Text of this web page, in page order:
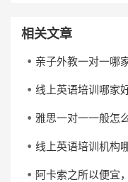
相关文章
亲子外教一对一哪
线上英语培训哪家
线上英语培训机构
阿卡索之所以便宜